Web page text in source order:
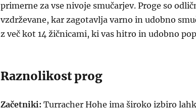
primerne za vse nivoje smučarjev. Proge so
vzdrževane, kar zagotavlja varno in udobno
z več kot 14 žičnicami, ki vas hitro in udobno
Raznolikost prog
Začetniki: Turracher Hohe ima široko izbiro